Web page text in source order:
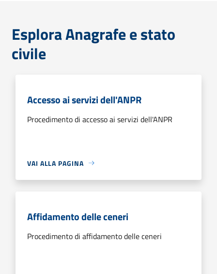
Esplora Anagrafe e stato
civile
Accesso ai servizi dell'ANPR
Procedimento di accesso ai servizi dell'ANPR
VAI ALLA PAGINA
Affidamento delle ceneri
Procedimento di affidamento delle ceneri